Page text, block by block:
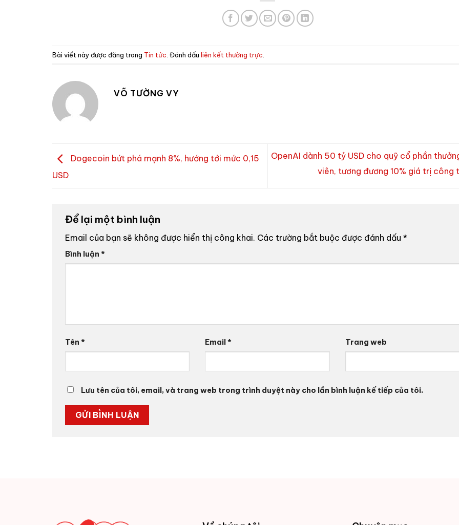
Bài viết này được đăng trong Tin tức . Đánh dấu liên kết thường trực
VÕ TƯỜNG VY
Dogecoin bứt phá mạnh 8%, hướng tới mức 0,15
USD
OpenAI dành 50 tỷ USD cho quỹ cổ phần
viên, tương đương 10% giá trị công
Để lại một bình luận
Email của bạn sẽ không được hiển thị công khai. Các trường bắt buộc được đánh dấu *
Bình luận *
Tên * Email* Trang web
Lưu tên của tôi, email, và trang web trong trình duyệt này cho lần bình luận kế tiếp của tôi.